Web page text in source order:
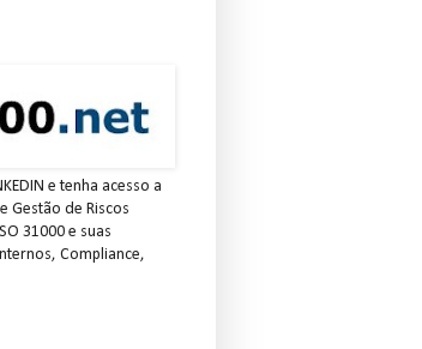
e tenha acesso a
Gestão de Riscos
31000 e suas
Compliance,